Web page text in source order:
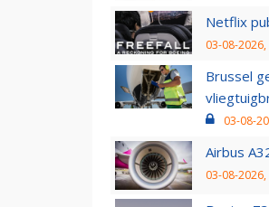
Netflix
03-08-
Brussel
03-08-
Airbus
03-08-